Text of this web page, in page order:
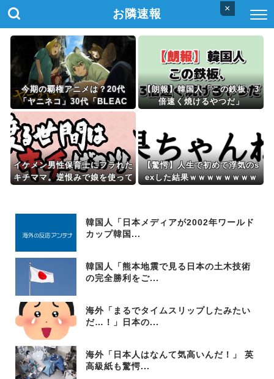
×
お隣速報
今期の覇権アニメは？20代
「ヤニネコ」30代「BLEAC
H」40代「なのは」50代「攻殻
機動隊」俺「はぁ...」
【朗報】韓国人「この鉄板、3
倍速く焼けるやつだ」
イケメン男性保育士にフラれた
キチママ。逆恨みで娘を使って
【驚愕】人生で初めて浮気のs
exした結果ｗｗｗｗｗｗｗｗ
韓国人「日本メディアが2002年ワールド
カップ韓国...
韓国人「熊本地震で見る日本の土木技術
の完全勝利をご...
海外「まるでタイムスリップしたみたい
だ…！」日本の...
海外「日本人はなんて気高いんだ！」 英
高級紙も驚愕...